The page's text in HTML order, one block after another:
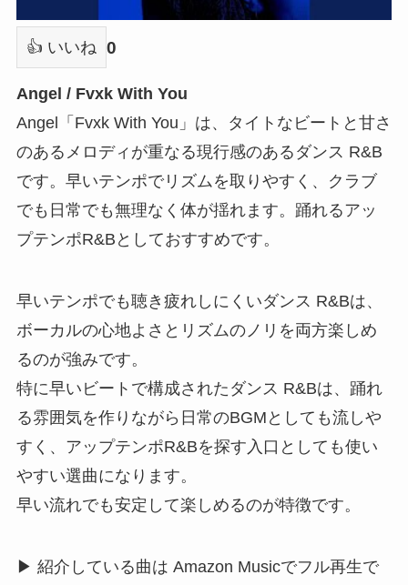
👍 いいね 0
Angel / Fvxk With You
Angel「Fvxk With You」は、タイトなビートと甘さ
のあるメロディが重なる現行感のあるダンス R&B
です。早いテンポでリズムを取りやすく、クラブ
でも日常でも無理なく体が揺れます。踊れるアッ
プテンポR&Bとしておすすめです。
早いテンポでも聴き疲れしにくいダンス R&Bは、
ボーカルの心地よさとリズムのノリを両方楽しめ
るのが強みです。
特に早いビートで構成されたダンス R&Bは、踊れ
る雰囲気を作りながら日常のBGMとしても流しや
すく、アップテンポR&Bを探す入口としても使い
やすい選曲になります。
早い流れでも安定して楽しめるのが特徴です。
▶ 紹介している曲は Amazon Musicでフル再生で